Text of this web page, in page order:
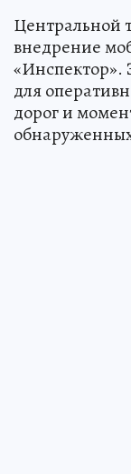
Центральной
внедрение
«Инспектор».
для
дорог и